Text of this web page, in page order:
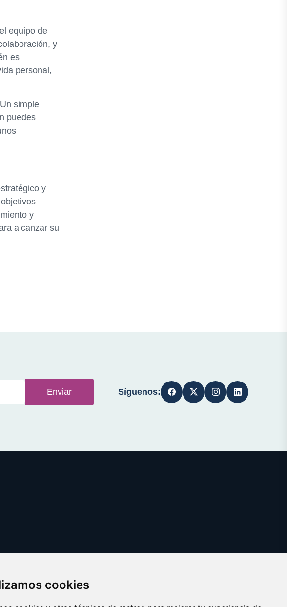
cookies
equipo de
y
es
personal,
simple
puedes
y
y
alcanzar su
Enviar Síguenos: